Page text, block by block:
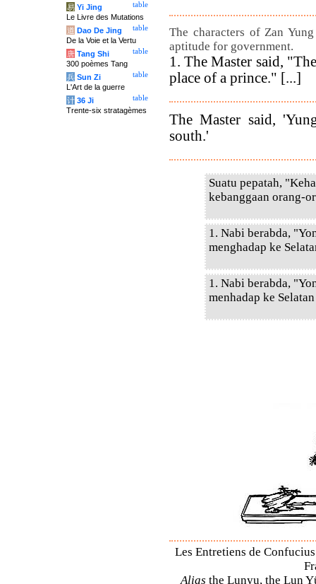
The characters of Zan
aptitude for government.
1. The Master said,
place of a prince." [...]
The Master said,
south.'
Suatu pepatah,
kebanggaan orang-
1. Nabi berabda,
menghadap ke
1. Nabi berabda,
menhadap ke
Les Entretiens de
Alias the Lunyu, the Lun
table
易 Yi Jing
Le Livre des Mutations
table
道 Dao De Jing
De la Voie et la Vertu
table
唐 Tang Shi
300 poèmes Tang
table
兵 Sun Zi
L'Art de la guerre
table
计 36 Ji
Trente-six stratagèmes